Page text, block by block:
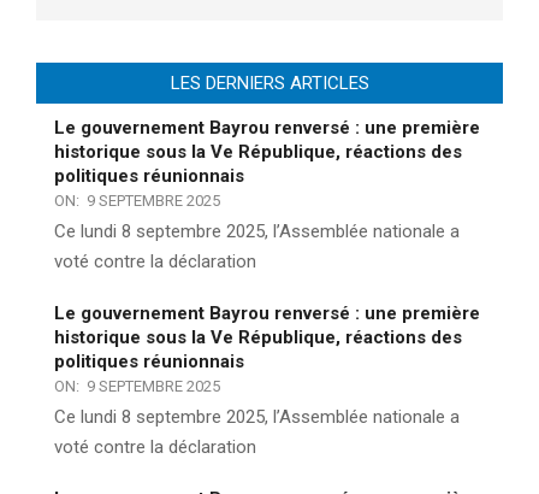
LES DERNIERS ARTICLES
Le gouvernement Bayrou renversé : une première
historique sous la Ve République, réactions des
politiques réunionnais
ON: 9 SEPTEMBRE 2025
Ce lundi 8 septembre 2025, l’Assemblée nationale a
voté contre la déclaration
Le gouvernement Bayrou renversé : une première
historique sous la Ve République, réactions des
politiques réunionnais
ON: 9 SEPTEMBRE 2025
Ce lundi 8 septembre 2025, l’Assemblée nationale a
voté contre la déclaration